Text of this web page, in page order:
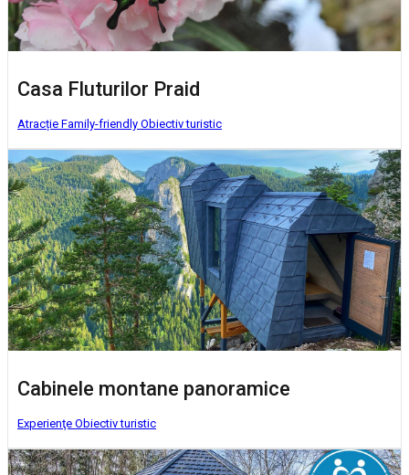
Casa Fluturilor Praid
Atracție Family-friendly Obiectiv turistic
Cabinele montane panoramice
Experienţe Obiectiv turistic